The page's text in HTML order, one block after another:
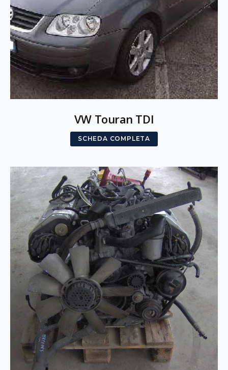
VW Touran TDI
SCHEDA COMPLETA